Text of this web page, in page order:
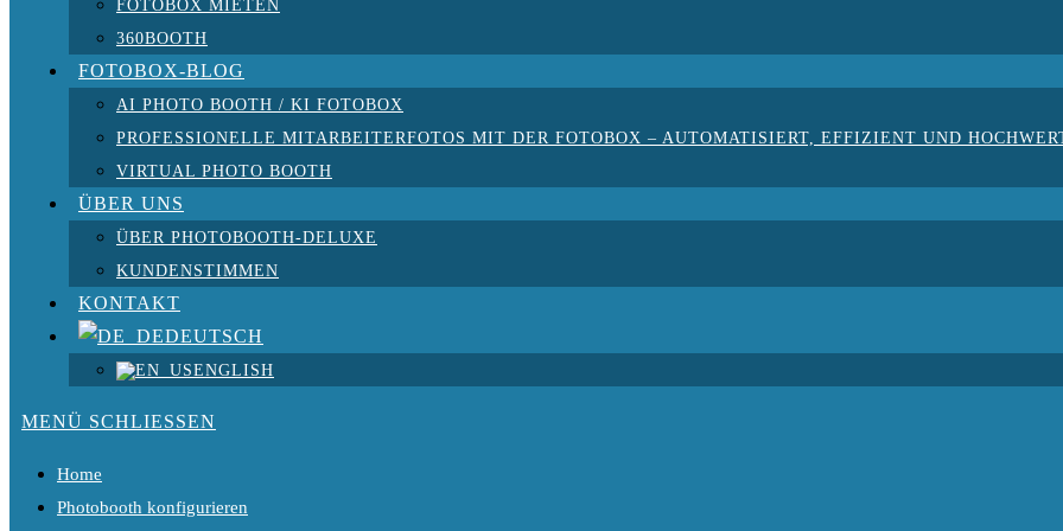
FOTOBOX MIETEN
360BOOTH
FOTOBOX-BLOG
AI PHOTO BOOTH / KI FOTOBOX
PROFESSIONELLE MITARBEITERFOTOS MIT DER FOTOBOX – AUTOMATISIERT, EFFIZIENT UND
VIRTUAL PHOTO BOOTH
ÜBER UNS
ÜBER PHOTOBOOTH-DELUXE
KUNDENSTIMMEN
KONTAKT
DEUTSCH
ENGLISH
MENÜ SCHLIESSEN
Home
Photobooth konfigurieren